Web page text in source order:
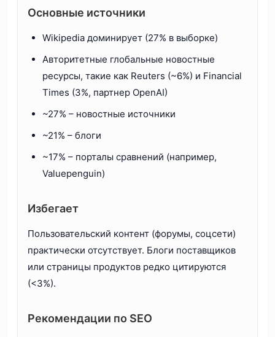
Основные источники
Wikipedia доминирует (27% в выборке)
Авторитетные глобальные новостные
ресурсы, такие как Reuters (~6%) и Financial
Times (3%, партнер OpenAI)
~27% – новостные источники
~21% – блоги
~17% – порталы сравнений (например,
Valuepenguin)
Избегает
Пользовательский контент (форумы, соцсети)
практически отсутствует. Блоги поставщиков
или страницы продуктов редко цитируются
(<3%).
Рекомендации по SEO